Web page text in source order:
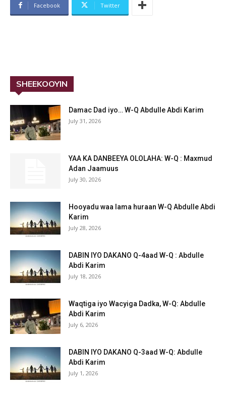
Facebook Twitter
SHEEKOOYIN
Damac Dad iyo… W-Q Abdulle Abdi Karim
July 31, 2026
YAA KA DANBEEYA OLOLAHA: W-Q : Maxmud
Adan Jaamuus
July 30, 2026
Hooyadu waa lama huraan W-Q Abdulle Abdi
Karim
July 28, 2026
DABIN IYO DAKANO Q-4aad W-Q : Abdulle
Abdi Karim
July 18, 2026
Waqtiga iyo Wacyiga Dadka, W-Q: Abdulle
Abdi Karim
July 6, 2026
DABIN IYO DAKANO Q-3aad W-Q: Abdulle
Abdi Karim
July 1, 2026